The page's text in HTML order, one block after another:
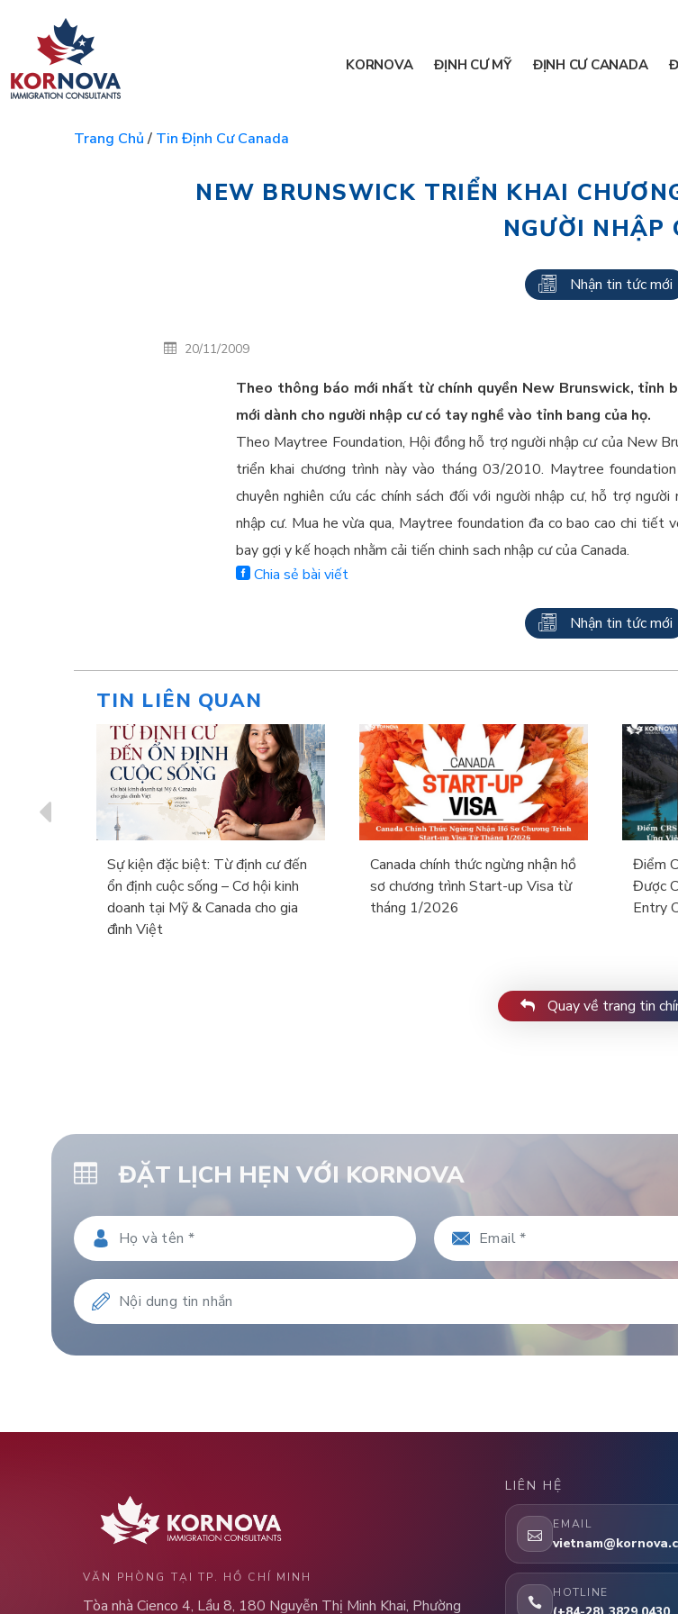
KORNOVA ĐỊNH CƯ MỸ ĐỊNH CƯ CANADA
Trang Chủ/ Tin Định Cư Canada
NEW BRUNSWICK TRIỂN KHAI
NGƯỜI NHẬP
Nhận tin tức mới
20/11/2009
Theo thông báo mới nhất từ chính quyền New Brunswick, tỉnh
mới dành cho người nhập cư có tay nghề vào tỉnh bang của họ.
Theo Maytree Foundation, Hội đồng hỗ trợ người nhập cư của New
triển khai chương trình này vào tháng 03/2010. Maytree
chuyên nghiên cứu các chính sách đối với người nhập cư, hỗ trợ
nhập cư. Mua he vừa qua, Maytree foundation đa co bao cao chi tiết
bay gợi y kế hoạch nhằm cải tiến chinh sach nhập cư của Canada.
Chia sẻ bài viết
Nhận tin tức mới
TIN LIÊN QUAN
Sự kiện đặc biệt: Từ định cư đến
ổn định cuộc sống – Cơ hội kinh
doanh tại Mỹ & Canada cho gia
đình Việt
Canada chính thức ngừng nhận hồ
sơ chương trình Start-up Visa từ
tháng 1/2026
Điểm
Được
Entry
Quay về trang tin
ĐẶT LỊCH HẸN VỚI KORNOVA
VĂN PHÒNG TẠI TP. HỒ CHÍ MINH
Tòa nhà Cienco 4, Lầu 8, 180 Nguyễn Thị Minh Khai, Phường
LIÊN HỆ
EMAIL
HOTLINE